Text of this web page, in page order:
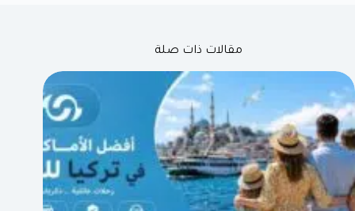
مقالات ذات صلة